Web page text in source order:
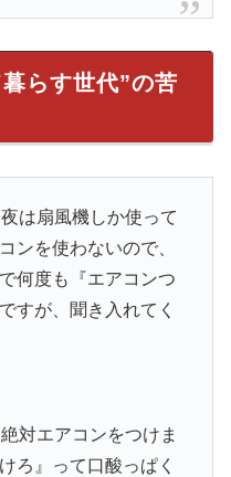
らす世代”の苦
は扇風機しか使って
ンを使わないので、
何度も『エアコンつ
すが、聞き入れてく
対エアコンをつけま
ろ』って口酸っぱく